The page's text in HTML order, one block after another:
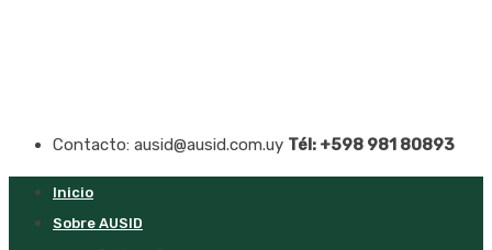
Contacto: ausid@ausid.com.uy Tél: +598 981 80893
Inicio
Sobre AUSID